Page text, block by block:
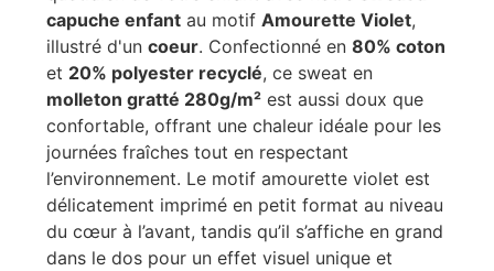
capuche enfant au motif Amourette Violet,
illustré d'un coeur. Confectionné en 80% coton
et 20% polyester recyclé, ce sweat en
molleton gratté 280g/m² est aussi doux que
confortable, offrant une chaleur idéale pour les
journées fraîches tout en respectant
l’environnement. Le motif amourette violet est
délicatement imprimé en petit format au niveau
du cœur à l’avant, tandis qu’il s’affiche en grand
dans le dos pour un effet visuel unique et